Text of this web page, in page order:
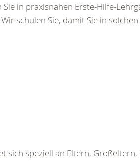
in praxisnahen Erste-Hilfe-
schulen Sie, damit Sie in
sich speziell an Eltern,